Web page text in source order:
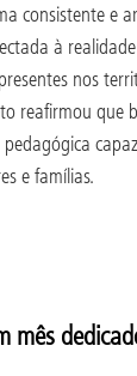
consistente e
à
nos
reafirmou que
e famílias.
mês